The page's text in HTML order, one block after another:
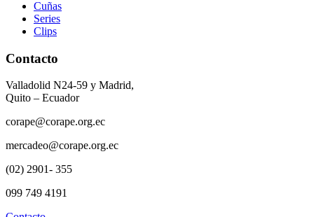
Cuñas
Series
Clips
Contacto
Valladolid N24-59 y Madrid,
Quito – Ecuador
corape@corape.org.ec
mercadeo@corape.org.ec
(02) 2901- 355
099 749 4191